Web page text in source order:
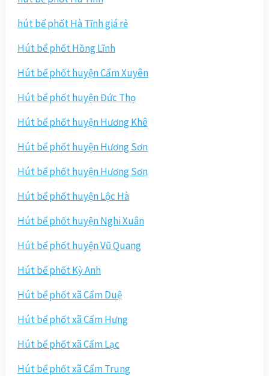
hút bể phốt Hà Tĩnh giá rẻ
Hút bể phốt Hồng Lĩnh
Hút bể phốt huyện Cẩm Xuyên
Hút bể phốt huyện Đức Thọ
Hút bể phốt huyện Hương Khê
Hút bể phốt huyện Hương Sơn
Hút bể phốt huyện Hương Sơn
Hút bể phốt huyện Lộc Hà
Hút bể phốt huyện Nghi Xuân
Hút bể phốt huyện Vũ Quang
Hút bể phốt Kỳ Anh
Hút bể phốt xã Cẩm Duệ
Hút bể phốt xã Cẩm Hưng
Hút bể phốt xã Cẩm Lạc
Hút bể phốt xã Cẩm Trung